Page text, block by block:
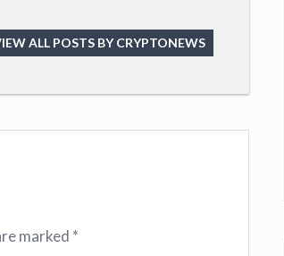
ALL POSTS BY CRYPTONEWS
marked *